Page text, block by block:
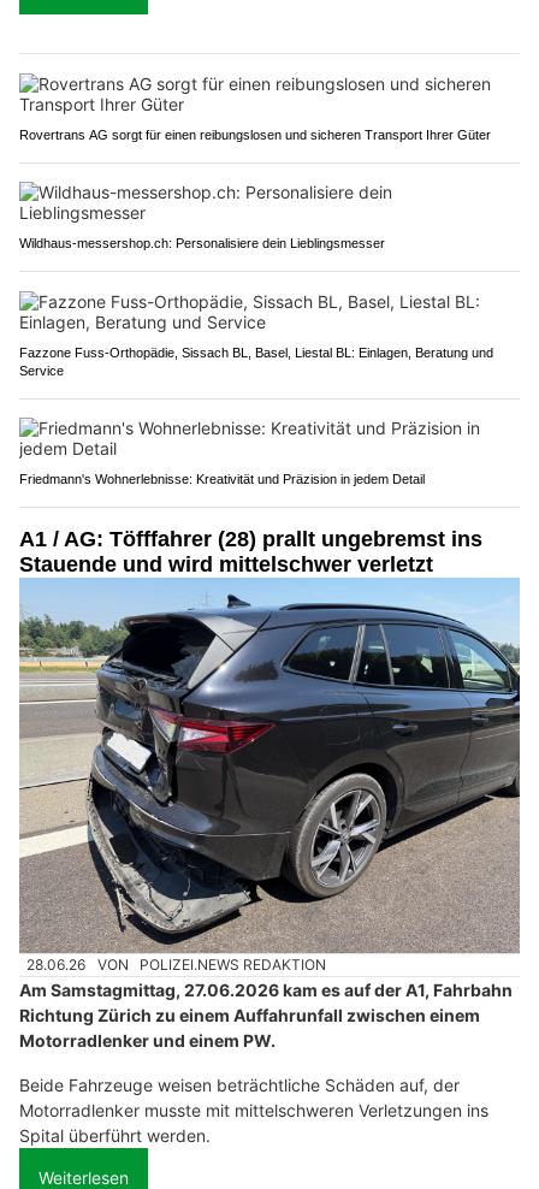
Rovertrans AG sorgt für einen reibungslosen und sicheren Transport Ihrer Güter
Wildhaus-messershop.ch: Personalisiere dein Lieblingsmesser
Fazzone Fuss-Orthopädie, Sissach BL, Basel, Liestal BL: Einlagen, Beratung und
Service
Friedmann's Wohnerlebnisse: Kreativität und Präzision in jedem Detail
A1 / AG: Töfffahrer (28) prallt ungebremst ins
Stauende und wird mittelschwer verletzt
28.06.26 VON POLIZEI.NEWS REDAKTION
Am Samstagmittag, 27.06.2026 kam es auf der A1, Fahrbahn
Richtung Zürich zu einem Auffahrunfall zwischen einem
Motorradlenker und einem PW.
Beide Fahrzeuge weisen beträchtliche Schäden auf, der
Motorradlenker musste mit mittelschweren Verletzungen ins
Spital überführt werden.
Weiterlesen